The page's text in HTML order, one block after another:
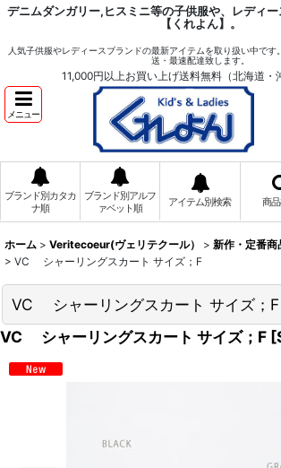
デニムダンガリー,ヒスミニ等の子供服や、レディ
【くれよん】。
人気子供服やレディースブランドの最新アイテムを取り扱い中です
送・最速配達致します。
11,000円以上お買い上げ送料無料（北海道・
メニュー
ブランド別カタカ
ナ順
ブランド別アルフ
ァベット順
アイテム別検索 商
ホーム > Veritecoeur(ヴェリテクール） > 新作・定番商
> VC シャーリングスカート サイズ；F
VC シャーリングスカート サイズ；F
VC シャーリングスカート サイズ；F [